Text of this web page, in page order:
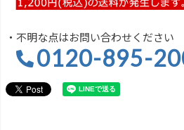
・不明な点はお問い合わせください
0120-895-